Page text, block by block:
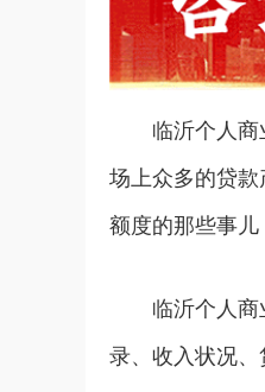
临沂个人
场上众多的贷
额度的那些事儿
临沂个人
录、收入状况